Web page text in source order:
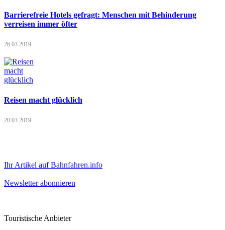
Barrierefreie Hotels gefragt: Menschen mit Behinderung
verreisen immer öfter
26.03.2019
Reisen macht glücklich
20.03.2019
Ihr Artikel auf Bahnfahren.info
Newsletter abonnieren
Touristische Anbieter